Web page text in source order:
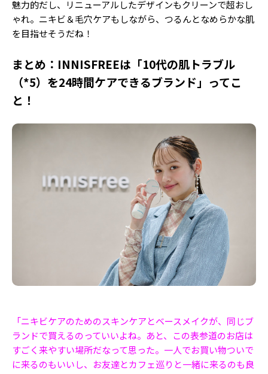
魅力的だし、リニューアルしたデザインもクリーンで超おし
ゃれ。ニキビ＆毛穴ケアもしながら、つるんとなめらかな肌
を目指せそうだね！
まとめ：INNISFREEは「10代の肌トラブル
（*5）を24時間ケアできるブランド」ってこ
と！
「ニキビケアのためのスキンケアとベースメイクが、同じブ
ランドで買えるのっていいよね。あと、この表参道のお店は
すごく来やすい場所だなって思った。一人でお買い物ついで
に来るのもいいし、お友達とカフェ巡りと一緒に来るのも良